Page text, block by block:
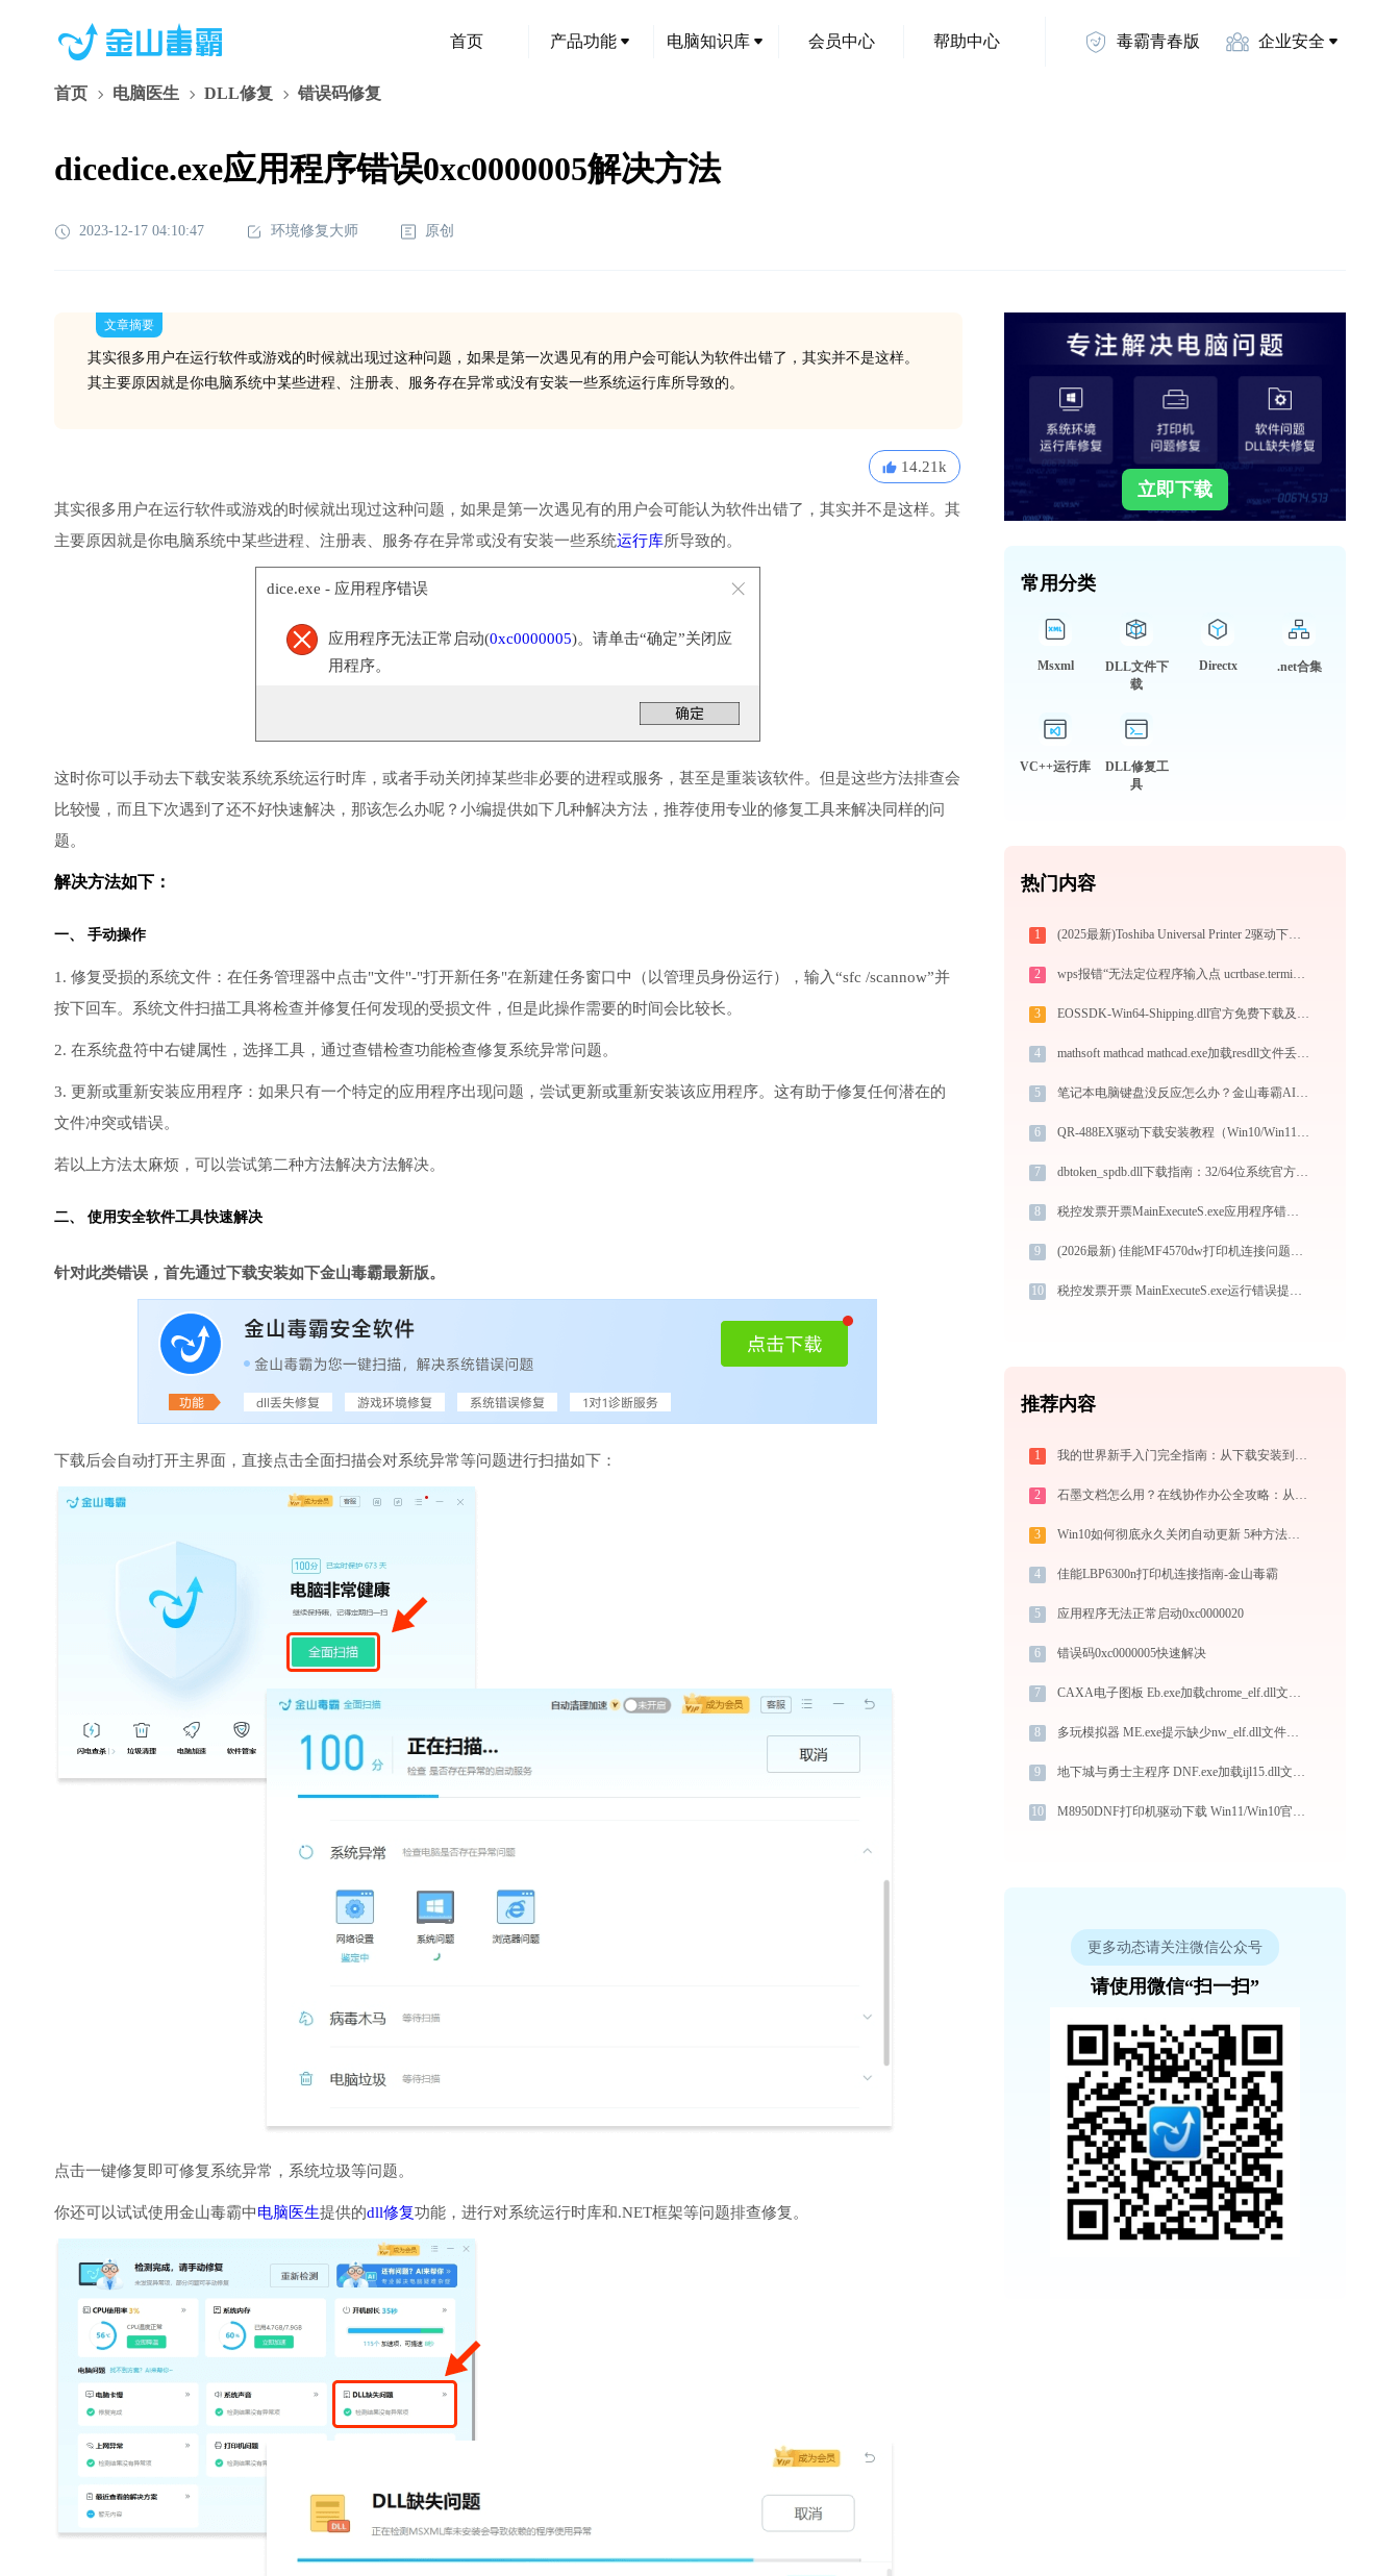
首页 产品功能 电脑知识库 会员中心 帮助中心 毒霸青春版 企业安全
首页 电脑医生 DLL修复 错误码修复
dicedice.exe应用程序错误0xc0000005解决方法
2023-12-17 04:10:47 环境修复大师 原创
文章摘要
其实很多用户在运行软件或游戏的时候就出现过这种问题，如果是第一次遇见有的用户会可能认为软件出错了，其实并不是这样。
其主要原因就是你电脑系统中某些进程、注册表、服务存在异常或没有安装一些系统运行库所导致的。
14.21k
其实很多用户在运行软件或游戏的时候就出现过这种问题，如果是第一次遇见有的用户会可能认为软件出错了，其实并不是这样。其
主要原因就是你电脑系统中某些进程、注册表、服务存在异常或没有安装一些系统运行库所导致的。
dice.exe - 应用程序错误
应用程序无法正常启动(0xc0000005)。请单击“确定”关闭应
用程序。
这时你可以手动去下载安装系统系统运行时库，或者手动关闭掉某些非必要的进程或服务，甚至是重装该软件。但是这些方法排查会
比较慢，而且下次遇到了还不好快速解决，那该怎么办呢？小编提供如下几种解决方法，推荐使用专业的修复工具来解决同样的问
题。
解决方法如下：
一、 手动操作
1. 修复受损的系统文件：在任务管理器中点击"文件"-"打开新任务"在新建任务窗口中（以管理员身份运行），输入“sfc /scannow”并
按下回车。系统文件扫描工具将检查并修复任何发现的受损文件，但是此操作需要的时间会比较长。
2. 在系统盘符中右键属性，选择工具，通过查错检查功能检查修复系统异常问题。
3. 更新或重新安装应用程序：如果只有一个特定的应用程序出现问题，尝试更新或重新安装该应用程序。这有助于修复任何潜在的
文件冲突或错误。
若以上方法太麻烦，可以尝试第二种方法解决方法解决。
二、 使用安全软件工具快速解决
针对此类错误，首先通过下载安装如下金山毒霸最新版。
下载后会自动打开主界面，直接点击全面扫描会对系统异常等问题进行扫描如下：
点击一键修复即可修复系统异常，系统垃圾等问题。
你还可以试试使用金山毒霸中电脑医生提供的dll修复功能，进行对系统运行时库和.NET框架等问题排查修复。
立即下载
常用分类
Msxml
DLL文件下
载
Directx .net合集
VC++运行库
DLL修复工
具
热门内容
1 (2025最新)Toshiba Universal Printer 2驱动下载(官方) Win10/Win11支持
2 wps报错“无法定位程序输入点 ucrtbase.terminate 于动态链接库 api-ms-win-crt-runtime-l1-1-0.dll ”修复方法
3 EOSSDK-Win64-Shipping.dll官方免费下载及安装指南 - 解决DLL缺失问题
4 mathsoft mathcad mathcad.exe加载resdll文件丢失处理办法
5 笔记本电脑键盘没反应怎么办？金山毒霸AI智能助手一键修复
6 QR-488EX驱动下载安装教程（Win10/Win11兼容）
7 dbtoken_spdb.dll下载指南：32/64位系统官方免费版获取与安装教程
8 税控发票开票MainExecuteS.exe应用程序错误0xc000000d解决方法
9 (2026最新) 佳能MF4570dw打印机连接问题解决方法 - 金山毒霸
10 税控发票开票 MainExecuteS.exe运行错误提示0xc000000d的解决办法
推荐内容
1 我的世界新手入门完全指南：从下载安装到生存第一天，一篇讲透
2 石墨文档怎么用？在线协作办公全攻略：从注册到团队高效协同
3 Win10如何彻底永久关闭自动更新 5种方法教你永久关闭win10自动更新
4 佳能LBP6300n打印机连接指南-金山毒霸
5 应用程序无法正常启动0xc0000020
6 错误码0xc0000005快速解决
7 CAXA电子图板 Eb.exe加载chrome_elf.dll文件丢失处理办法
8 多玩模拟器 ME.exe提示缺少nw_elf.dll文件的解决办法
9 地下城与勇士主程序 DNF.exe加载ijl15.dll文件丢失处理办法
10 M8950DNF打印机驱动下载 Win11/Win10官方版
更多动态请关注微信公众号
请使用微信“扫一扫”